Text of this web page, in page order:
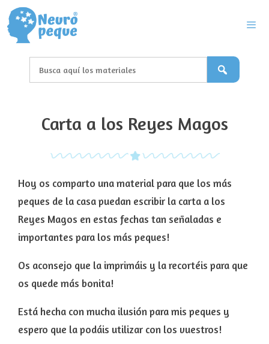
Saltar
al
contenido
Carta a los Reyes Magos
Hoy os comparto una material para que los más
peques de la casa puedan escribir la carta a los
Reyes Magos en estas fechas tan señaladas e
importantes para los más peques!
Os aconsejo que la imprimáis y la recortéis para que
os quede más bonita!
Está hecha con mucha ilusión para mis peques y
espero que la podáis utilizar con los vuestros!